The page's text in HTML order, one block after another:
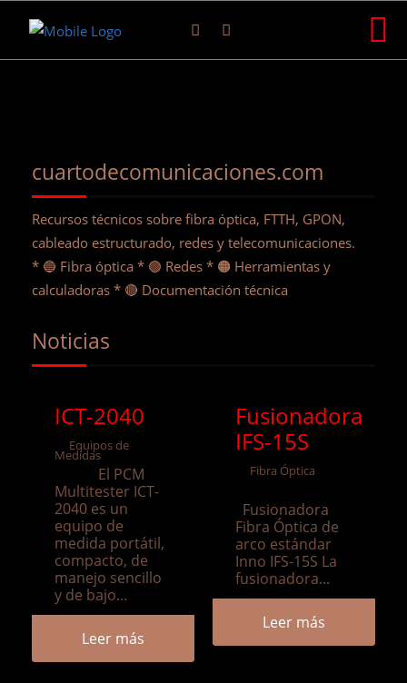
cuartodecomunicaciones.com
Recursos técnicos sobre fibra óptica, FTTH, GPON,
cableado estructurado, redes y telecomunicaciones.
* 🔵 Fibra óptica * 🟢 Redes * 🟠 Herramientas y
calculadoras * 🔴 Documentación técnica
Noticias
ICT-2040
Equipos de
Medidas
El PCM
Multitester ICT-
2040 es un
equipo de
medida portátil,
compacto, de
manejo sencillo
y de bajo...
Leer más
Fusionadora
IFS-15S
Fibra Óptica
Fusionadora
Fibra Óptica de
arco estándar
Inno IFS-15S La
fusionadora...
Leer más